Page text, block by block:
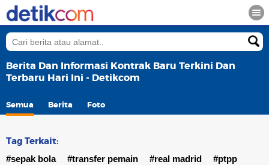
Berita Dan Informasi Kontrak Baru Terkini Dan
Terbaru Hari Ini - Detikcom
Semua Berita Foto
Tag Terkait:
#sepak bola #transfer pemain #real madrid
#ptpp